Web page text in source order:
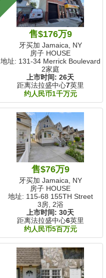
售$176万9
牙买加 Jamaica, NY
房子 HOUSE
地址: 131-34 Merrick Boulevard
2家庭
上市时间: 26天
距离法拉盛中心7英里
约人民币1千万元
售$76万9
牙买加 Jamaica, NY
房子 HOUSE
地址: 115-68 155TH Street
3房, 2浴
上市时间: 30天
距离法拉盛中心6英里
约人民币5百万元